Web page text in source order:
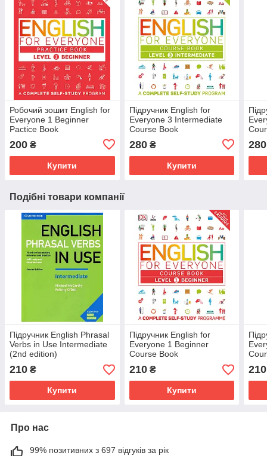
Робочий зошит English for
Everyone 1 Beginner
Pactice Book
200 ₴
Купити
Підручник English for
Everyone 3 Intermediate
Course Book
280₴
Купити
280
Подібні товари компанії
Підручник English Phrasal
Verbs in Use Intermediate
(2nd edition)
210 ₴
Купити
Підручник English for
Everyone 1 Beginner
Course Book
210₴
Купити
210
Про нас
99% позитивних з 697 відгуків за рік